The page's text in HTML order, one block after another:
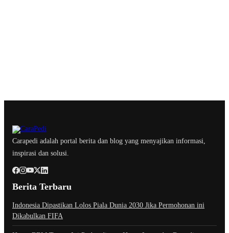
Carapedi adalah portal berita dan blog yang menyajikan informasi,
inspirasi dan solusi.
Berita Terbaru
Indonesia Dipastikan Lolos Piala Dunia 2030 Jika Permohonan ini
Dikabulkan FIFA